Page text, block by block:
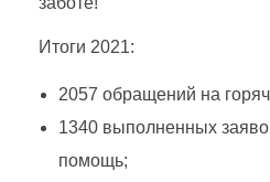
о
е
Итоги 2021:
2057 обращений на
1340 выполненных
помощь;